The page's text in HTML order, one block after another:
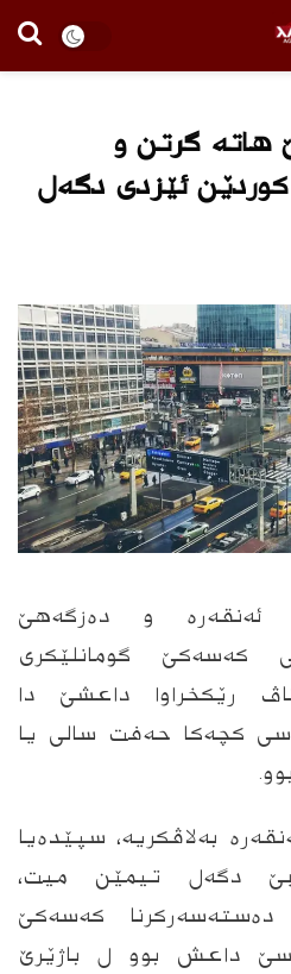
هاته‌ گرتن و
كوردێن ئێزدی دگه‌ل
ئەنقەرە و دەزگه‌هێ
كه‌سه‌كێ گومانلێكرى
رێکخراوا داعشێ دا
كچه‌كا حه‌فت سالی یا
به‌لاڤكریه‌، سپێده‌یا
دگەل تیمێن میت،
كه‌سه‌كێ
داعش بوو ل باژێرێ